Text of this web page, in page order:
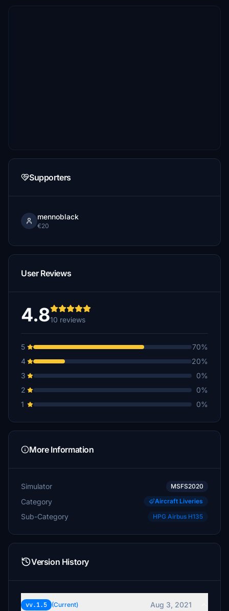
Supporters
mennoblack
€20
User Reviews
4.810 reviews
5
70%
4
20%
3
0%
2
0%
1
0%
More Information
Simulator MSFS2020
Category Aircraft Liveries
Sub-Category HPG Airbus H135
Version History
vv.1.5 (Current) Aug 3, 2021